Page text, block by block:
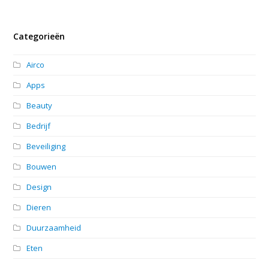
Categorieën
Airco
Apps
Beauty
Bedrijf
Beveiliging
Bouwen
Design
Dieren
Duurzaamheid
Eten